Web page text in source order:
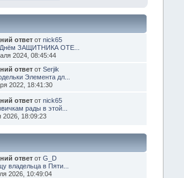
ответ отnick65
ЗАЩИТНИКА ОТЕ...
2024, 08:45:44
ответ отSerjik
Элемента дл...
2022, 18:41:30
ответ отnick65
рады в этой...
18:09:23
ответ отG_D
владельца в Пяти...
2026, 10:49:04